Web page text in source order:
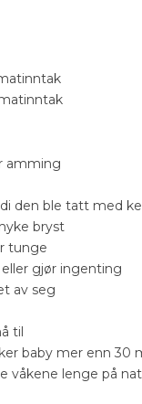
amming
den ble tatt med
bryst
tunge
gjør ingenting
av seg
til
baby mer enn 30
våkene lenge på